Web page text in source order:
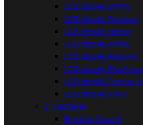
LCD displej OPPO
LCD displej Doogee
LCD displej Honor
LCD displej Infinix
LCD displej Realme
LCD displej
LCD displej Tecno
LCD displej VIVO
  Batérie
Batérie Alcatel